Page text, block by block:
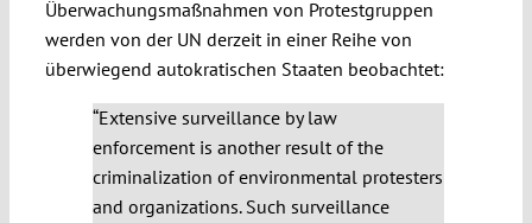
Überwachungsmaßnahmen von Protestgruppen
werden von der UN derzeit in einer Reihe von
überwiegend autokratischen Staaten beobachtet:
“Extensive surveillance by law
enforcement is another result of the
criminalization of environmental protesters
and organizations. Such surveillance